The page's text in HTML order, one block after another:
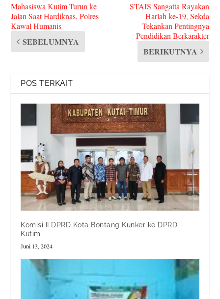
Mahasiswa Kutim Turun ke
Jalan Saat Hardiknas, Polres
Kawal Humanis
SEBELUMNYA
STAIS Sangatta Rayakan
Harlah ke-19, Sekda
Tekankan Pentingnya
Pendidikan Berkarakter
BERIKUTNYA
POS TERKAIT
Komisi II DPRD Kota Bontang Kunker ke DPRD
Kutim
Juni 13, 2024